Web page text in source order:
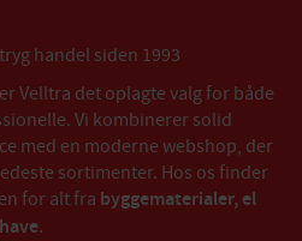
handel siden 1993
Velltra det oplagte valg for både
Vi kombinerer solid
med en moderne webshop, der
sortimenter. Hos os finder
for alt fra byggematerialer, el
.